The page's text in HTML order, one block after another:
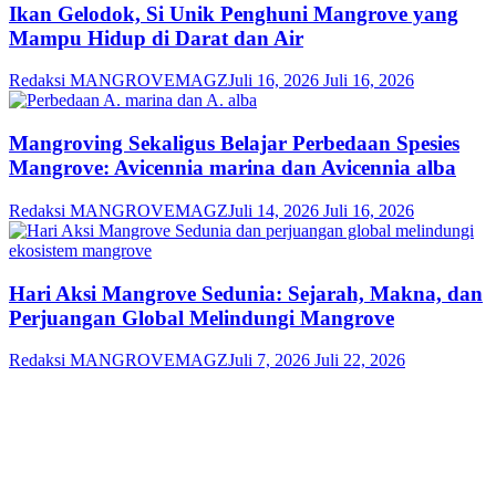
Ikan Gelodok, Si Unik Penghuni Mangrove yang
Mampu Hidup di Darat dan Air
Redaksi MANGROVEMAGZJuli 16, 2026 Juli 16, 2026
Mangroving Sekaligus Belajar Perbedaan Spesies
Mangrove: Avicennia marina dan Avicennia alba
Redaksi MANGROVEMAGZJuli 14, 2026 Juli 16, 2026
Hari Aksi Mangrove Sedunia: Sejarah, Makna, dan
Perjuangan Global Melindungi Mangrove
Redaksi MANGROVEMAGZJuli 7, 2026 Juli 22, 2026